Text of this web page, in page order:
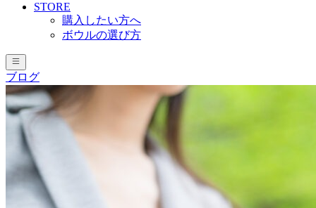
STORE
購入したい方へ
ボウルの選び方
ブログ